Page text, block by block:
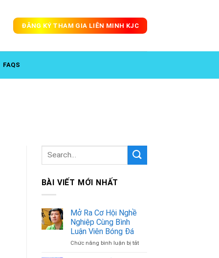
ĐĂNG KÝ THAM GIA LIÊN MINH KJC
FAQS
BÀI VIẾT MỚI NHẤT
Mở Ra Cơ Hội Nghề
Nghiệp Cùng Bình
Luận Viên Bóng Đá
Chức năng bình luận bị tắtở